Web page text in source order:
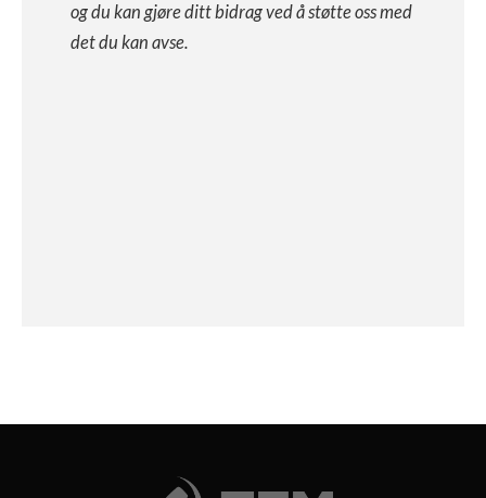
og du kan gjøre ditt bidrag ved å støtte oss med
det du kan avse.